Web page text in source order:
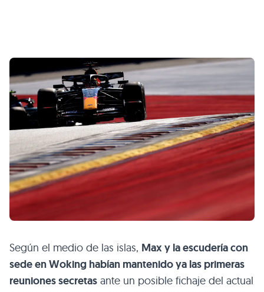
Según el medio de las islas, Max y la escudería con
sede en Woking habían mantenido ya las primeras
reuniones secretas ante un posible fichaje del actual